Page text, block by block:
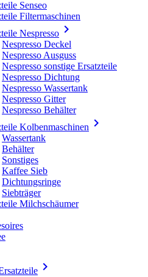
Senseo
Filtermaschinen
Nespresso 
Nespresso Deckel
Nespresso Ausguss
Nespresso sonstige Ersatzteile
Nespresso Dichtung
Nespresso Wassertank
Nespresso Gitter
Nespresso Behälter
Kolbenmaschinen 
Wassertank
Behälter
Sonstiges
Kaffee Sieb
Dichtungsringe
Siebträger
Milchschäumer
